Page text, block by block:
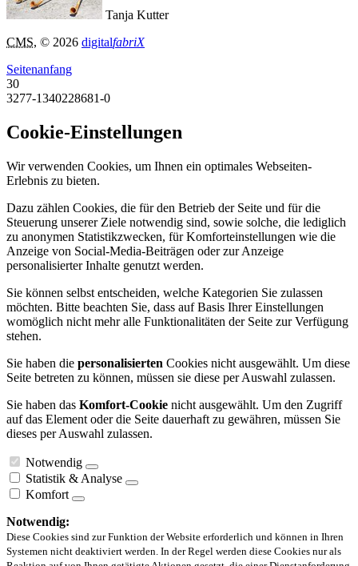
Tanja Kutter
CMS, © 2026 digitalfabriX
Seitenanfang
30
3277-1340228681-0
Cookie-Einstellungen
Wir verwenden Cookies, um Ihnen ein optimales Webseiten-
Erlebnis zu bieten.
Dazu zählen Cookies, die für den Betrieb der Seite und für die
Steuerung unserer Ziele notwendig sind, sowie solche, die lediglich
zu anonymen Statistikzwecken, für Komforteinstellungen wie die
Anzeige von Social-Media-Beiträgen oder zur Anzeige
personalisierter Inhalte genutzt werden.
Sie können selbst entscheiden, welche Kategorien Sie zulassen
möchten. Bitte beachten Sie, dass auf Basis Ihrer Einstellungen
womöglich nicht mehr alle Funktionalitäten der Seite zur Verfügung
stehen.
Sie haben die personalisierten Cookies nicht ausgewählt. Um diese
Seite betreten zu können, müssen sie diese per Auswahl zulassen.
Sie haben das Komfort-Cookie nicht ausgewählt. Um den Zugriff
auf das Element oder die Seite dauerhaft zu gewähren, müssen Sie
dieses per Auswahl zulassen.
Notwendig
Statistik & Analyse
Komfort
Notwendig:
Diese Cookies sind zur Funktion der Website erforderlich und können in Ihren
Systemen nicht deaktiviert werden. In der Regel werden diese Cookies nur als